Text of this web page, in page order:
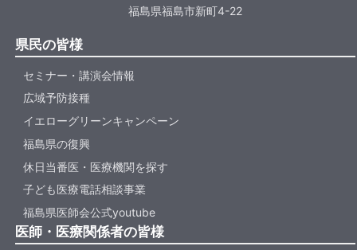
福島県福島市新町4-22
県民の皆様
セミナー・講演会情報
広域予防接種
イエローグリーンキャンペーン
福島県の復興
休日当番医・医療機関を探す
子ども医療電話相談事業
福島県医師会公式youtube
医師・医療関係者の皆様